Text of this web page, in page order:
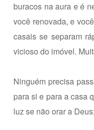
buracos na aura e é
você renovada, e
casais se separam
vicioso do imóvel.
Ninguém precisa
para si e para a casa
luz se não orar a